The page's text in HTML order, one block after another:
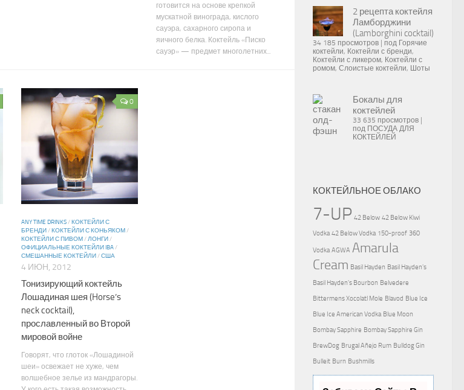
готовится на основе крепкой
мускатной винограда, кислого
сауэра, сахарного сиропа и
яичного белка. Коктейль «Писко
сауэр» — предмет многолетних...
0
ANY TIME DRINKS/КОКТЕЙЛИ С
БРЕНДИ/КОКТЕЙЛИ С КОНЬЯКОМ/
КОКТЕЙЛИ С ПИВОМ/ЛОНГИ/
ОФИЦИАЛЬНЫЕ КОКТЕЙЛИ IBA/
СМЕШАННЫЕ КОКТЕЙЛИ/США
4 ИЮН, 2012
Тонизирующий коктейль
Лошадиная шея (Horse’s
neck cocktail),
прославленный во Второй
мировой войне
Говорят, что глоток «Лошадиной
шеи» освежает не хуже, чем
волшебное зелье из мандрагоры.
2 рецепта коктейля
Ламборджини
(Lamborghini cocktail)
34 185 просмотров под Горячие
коктейли, Коктейли с бренди,
Коктейли с ликером, Коктейли с
ромом, Слоистые коктейли, Шоты
Бокалы для
коктейлей
33 635 просмотров
под ПОСУДА ДЛЯ
КОКТЕЙЛЕЙ
КОКТЕЙЛЬНОЕ ОБЛАКО
7-UP 42 Below 42 Below Kiwi
Vodka 42 Below Vodka 150-proof 360
Vodka AGWA Amarula
Cream Basil Hayden Basil Hayden's
Basil Hayden's Bourbon Belvedere
Bittermens Xocolatl Mole Blavod Blue Ice
Blue Ice American Vodka Blue Moon
Bombay Sapphire Bombay Sapphire Gin
BrewDog Brugal Añejo Rum Bulldog Gin
Bulleit Burn Bushmills